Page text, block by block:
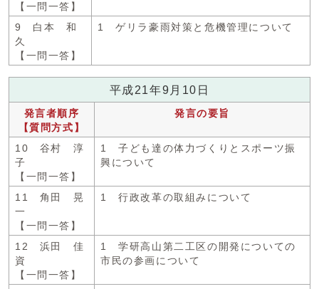
【一問一答】
9 白本 和
久
【一問一答】
1 ゲリラ豪雨対策と危機管理について
平成21年9月10日
発言者順序
【質問方式】
発言の要旨
10 谷村 淳
子
【一問一答】
1 子ども達の体力づくりとスポーツ振
興について
11 角田 晃
一
【一問一答】
1 行政改革の取組みについて
12 浜田 佳
資
【一問一答】
1 学研高山第二工区の開発についての
市民の参画について